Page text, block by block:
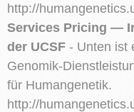
http://
Services Pricing —
der UCSF - Unten ist
Genomik-
für Humangenetik.
http://